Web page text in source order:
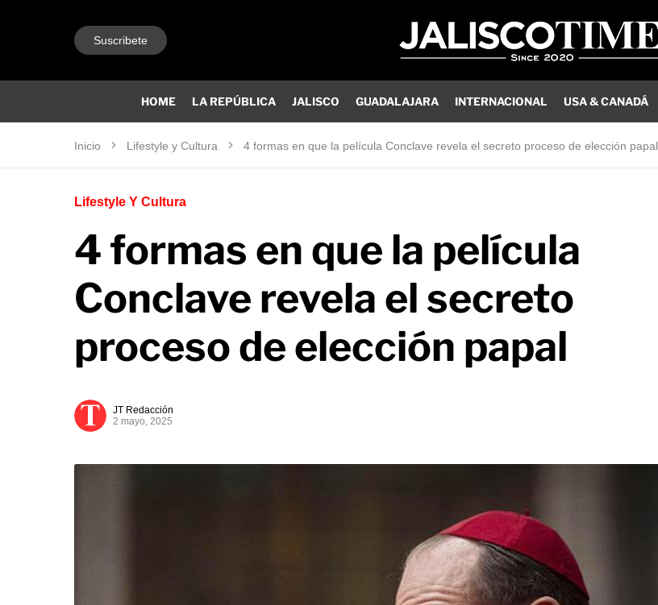
Suscribete
HOME LA REPÚBLICA JALISCO GUADALAJARA INTERNACIONAL USA & CANADÁ
Inicio Lifestyle y Cultura 4 formas en que la película Conclave revela el secreto proceso de elección papal
Lifestyle Y Cultura
4 formas en que la película
Conclave revela el secreto
proceso de elección papal
JT Redacción
2 mayo, 2025